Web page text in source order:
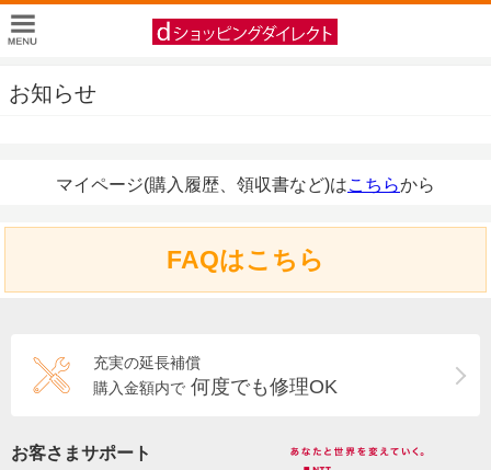
お知らせ
マイページ(購入履歴、領収書など)はこちらから
FAQはこちら
充実の延長補償
購入金額内で 何度でも修理OK
お客さまサポート